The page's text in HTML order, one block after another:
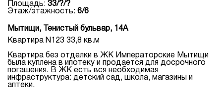
Площадь: 33/?/?
Этаж/этажность: 6/6
Мытищи, Тенистый бульвар, 14А
Квартира N123 33,8 кв.м
Квартира без отделки в ЖК Императорские Мытищи
была куплена в ипотеку и продается для досрочного
погашения. В ЖК есть вся необходимая
инфраструктура: детский сад, школа, магазины и
аптеки.